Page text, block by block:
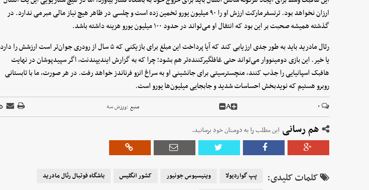
ارزان نخواهد بود. ترنسفرمارکت ارزش او را ۹۰ میلیون یورو تخمین زده است و چلسی در ظاهر هیچ نیاز مالی مبرمی ندارد. در
گذشته همیشه صحبت بر این بود که انتقال او می‌تواند در حدود ۱۰۰ میلیون یورو هزینه داشته باشد.
رئال مادرید باید به طور جدی ارزیابی کند که آیا پرداخت این مبلغ برای بازیکنی که ۵ سال از رودری جوان‌تر است ارزشش را دارد
یا خیر. این بازی دومینووار می‌تواند حتی غافلگیرکننده‌تر هم بشود؛ چرا که به گزارش ایندیپندنت، اگر سپیدپوشان در نهایت
هافبک اسپانیایی را جذب کنند، منچسترسیتی برای جانشینی او به سراغ انزو فرناندز خواهد رفت. در هر صورت، ما با تابستانی
روبرو هستیم که نویدبخش احساسات شدید و جابجایی میلیون‌ها یورو است.
۰ A منبع :ورزش سه
هم رسانی این مطلب را به دوستان خود برسانید.
کلمات کلیدی: پپ گواردیولا وینیسیوس جونیور کشور انگلیس
باشگاه فوتبال رئال مادرید